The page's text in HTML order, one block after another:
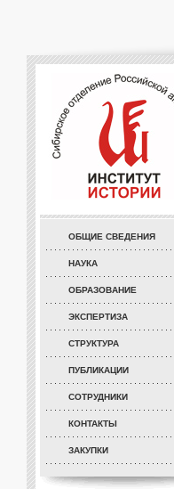
ОБЩИЕ СВЕДЕНИЯ
НАУКА
ОБРАЗОВАНИЕ
ЭКСПЕРТИЗА
СТРУКТУРА
ПУБЛИКАЦИИ
СОТРУДНИКИ
КОНТАКТЫ
ЗАКУПКИ